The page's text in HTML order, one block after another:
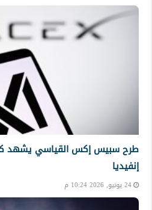
طرح سبيس إكس القياسي يشهد
إنفيديا
24 يونيو, 2026 10:24 م